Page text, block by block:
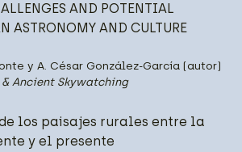
AND POTENTIAL
ASTRONOMY AND CULTURE
y A. César González-García (autor)
Ancient Skywatching
los paisajes rurales entre la
y el presente